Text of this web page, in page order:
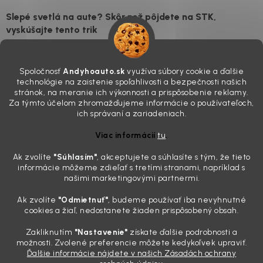
Spoločnosť Andyhoauto.sk využíva súbory cookie a ďalšie
technológie na zaistenie spoľahlivosti a bezpečnosti našich
stránok, na meranie ich výkonnosti a prispôsobenie reklamy.
Za týmto účelom zhromažďujeme informácie o používateľoch,
ich správaní a zariadeniach.
Viac informáciítu.
Ak zvolíte "Súhlasím", akceptujete a súhlasíte s tým, že tieto
informácie môžeme zdieľať s tretími stranami, napríklad s
našimi marketingovými partnermi.
Ak zvolíte "Odmietnuť", budeme používať iba nevyhnutné
cookies a žiaľ, nedostanete žiaden prispôsobený obsah.
Zakliknutím "Nastavenie" získate ďalšie podrobnosti a
možnosti. Zvolené preferencie môžete kedykoľvek upraviť.
Ďalšie informácie nájdete v našich Zásadách ochrany
Slepé svetlá na aute? Skôr než pôjdete na STK,
vyskúšajte tento trik
skutočnosti je? Často za to môžu práve „slepé“ svetlomety. Ten
mliečny, drsný povrch nie je len estetická vada. Keď slnko a soľ urobia
svoje, plexisklo začne svetlo rozptyľovať namiesto to...
Zabudnite na handru. Ak chcete mať auto naozaj čisté,
Poznáte ten moment. Vonku svieti slnko, vy sedíte v čerstvo
„upratanom“ aute, no pri pohľade na palubnú dosku vás ide poraziť. V
mriežkach ventilácie, okolo tlačidiel a v švíkoch sedačiek na vás stále
drzo pozerá prach. Handra ani vysávač tam jednodu...
Detailing nemusí stáť výplatu: 5 kúskov autokozmetiky,
31.7.2026
Sobotné ráno, káva v ruke a pred vami zaprášená kapota. Pre